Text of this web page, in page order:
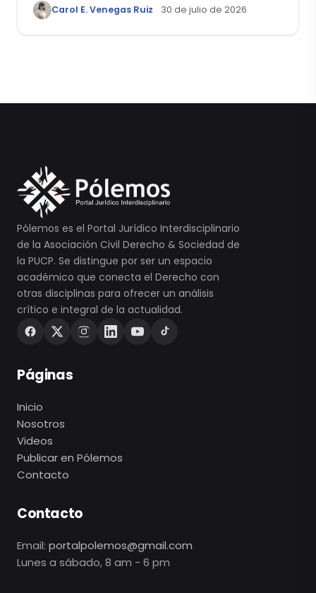
Carol E. Venegas Ruiz 30 de julio de 2026
Pólemos es el Portal Jurídico Interdisciplinario
de la Asociación Civil Derecho & Sociedad de
la PUCP. Se distingue por ser un espacio
académico que conecta el Derecho con
otras disciplinas para ofrecer un análisis
crítico e integral de la actualidad.
Páginas
Inicio
Nosotros
Videos
Publicar en Pólemos
Contacto
Contacto
Email: portalpolemos@gmail.com
Lunes a sábado, 8 am - 6 pm